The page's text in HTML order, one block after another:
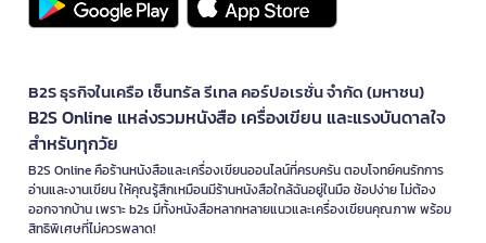
B2S ธุรกิจในเครือ เซ็นทรัล รีเทล คอร์ปอเรชั่น จำกัด (มหาชน)
B2S Online แหล่งรวมหนังสือ เครื่องเขียน และแรงบันดาลใจ
สำหรับทุกวัย
B2S Online คือร้านหนังสือและเครื่องเขียนออนไลน์ที่ครบครัน ตอบโจทย์คนรักการ
อ่านและงานเขียน ให้คุณรู้สึกเหมือนมีร้านหนังสือใกล้ฉันอยู่ในมือ ช้อปง่าย ไม่ต้อง
ออกจากบ้าน เพราะ b2s มีทั้งหนังสือหลากหลายแนวและเครื่องเขียนคุณภาพ พร้อม
สิทธิพิเศษที่ไม่ควรพลาด!